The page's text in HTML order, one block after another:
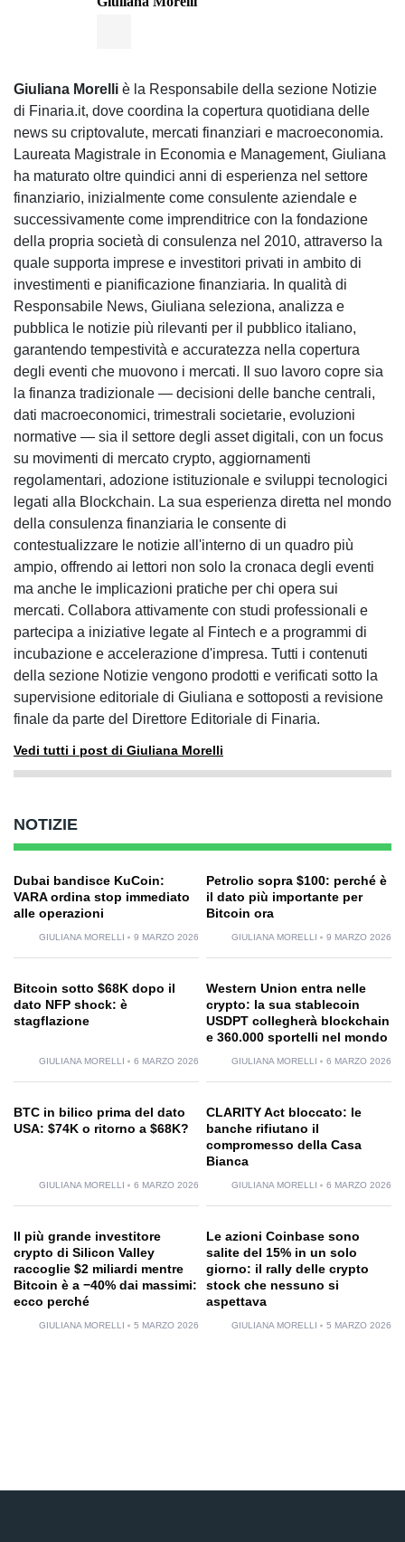
Giuliana Morelli è la Responsabile della sezione Notizie
di Finaria.it, dove coordina la copertura quotidiana delle
news su criptovalute, mercati finanziari e macroeconomia.
Laureata Magistrale in Economia e Management, Giuliana
ha maturato oltre quindici anni di esperienza nel settore
finanziario, inizialmente come consulente aziendale e
successivamente come imprenditrice con la fondazione
della propria società di consulenza nel 2010, attraverso la
quale supporta imprese e investitori privati in ambito di
investimenti e pianificazione finanziaria. In qualità di
Responsabile News, Giuliana seleziona, analizza e
pubblica le notizie più rilevanti per il pubblico italiano,
garantendo tempestività e accuratezza nella copertura
degli eventi che muovono i mercati. Il suo lavoro copre sia
la finanza tradizionale — decisioni delle banche centrali,
dati macroeconomici, trimestrali societarie, evoluzioni
normative — sia il settore degli asset digitali, con un focus
su movimenti di mercato crypto, aggiornamenti
regolamentari, adozione istituzionale e sviluppi tecnologici
legati alla Blockchain. La sua esperienza diretta nel mondo
della consulenza finanziaria le consente di
contestualizzare le notizie all'interno di un quadro più
ampio, offrendo ai lettori non solo la cronaca degli eventi
ma anche le implicazioni pratiche per chi opera sui
mercati. Collabora attivamente con studi professionali e
partecipa a iniziative legate al Fintech e a programmi di
incubazione e accelerazione d'impresa. Tutti i contenuti
della sezione Notizie vengono prodotti e verificati sotto la
supervisione editoriale di Giuliana e sottoposti a revisione
finale da parte del Direttore Editoriale di Finaria.
Vedi tutti i post di Giuliana Morelli
NOTIZIE
Dubai bandisce KuCoin:
VARA ordina stop immediato
alle operazioni
GIULIANA MORELLI 9 MARZO 2026
Petrolio sopra $100: perché è
il dato più importante per
Bitcoin ora
GIULIANA MORELLI 9 MARZO 2026
Bitcoin sotto $68K dopo il
dato NFP shock: è
stagflazione
GIULIANA MORELLI 6 MARZO 2026
Western Union entra nelle
crypto: la sua stablecoin
USDPT collegherà blockchain
e 360.000 sportelli nel mondo
GIULIANA MORELLI 6 MARZO 2026
BTC in bilico prima del dato
USA: $74K o ritorno a $68K?
GIULIANA MORELLI 6 MARZO 2026
CLARITY Act bloccato: le
banche rifiutano il
compromesso della Casa
Bianca
GIULIANA MORELLI 6 MARZO 2026
Il più grande investitore
crypto di Silicon Valley
raccoglie $2 miliardi mentre
Bitcoin è a −40% dai massimi:
ecco perché
GIULIANA MORELLI 5 MARZO 2026
Le azioni Coinbase sono
salite del 15% in un solo
giorno: il rally delle crypto
stock che nessuno si
aspettava
GIULIANA MORELLI 5 MARZO 2026